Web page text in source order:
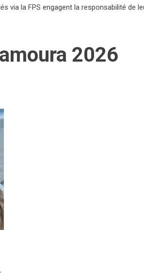
via la FPS engagent la responsabilité de
2026